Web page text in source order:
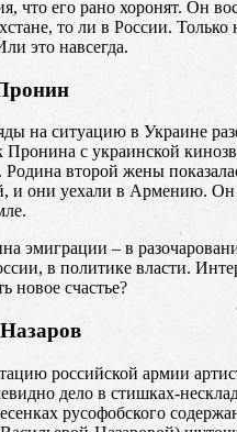
что его рано хоронят. Он
то ли в России. Только
это навсегда.
на ситуацию в Украине
Пронина с украинской
второй жены
и они уехали в Армению. Он
эмиграции – в
в политике власти.
новое счастье?
российской армии
дело в стишках-
русофобского